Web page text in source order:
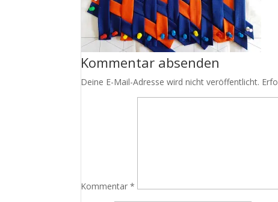
Kommentar absenden
Deine E-Mail-Adresse wird nicht veröffentlicht.
Kommentar*